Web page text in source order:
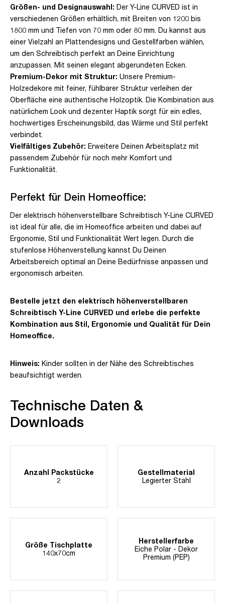
Größen- und Designauswahl: Der Y-Line CURVED ist in
verschiedenen Größen erhältlich, mit Breiten von 1200 bis
1800 mm und Tiefen von 70 mm oder 80 mm. Du kannst aus
einer Vielzahl an Plattendesigns und Gestellfarben wählen,
um den Schreibtisch perfekt an Deine Einrichtung
anzupassen. Mit seinen elegant abgerundeten Ecken.
Premium-Dekor mit Struktur: Unsere Premium-
Holzedekore mit feiner, fühlbarer Struktur verleihen der
Oberfläche eine authentische Holzoptik. Die Kombination aus
natürlichem Look und dezenter Haptik sorgt für ein edles,
hochwertiges Erscheinungsbild, das Wärme und Stil perfekt
verbindet.
Vielfältiges Zubehör: Erweitere Deinen Arbeitsplatz mit
passendem Zubehör für noch mehr Komfort und
Funktionalität.
Perfekt für Dein Homeoffice:
Der elektrisch höhenverstellbare Schreibtisch Y-Line CURVED
ist ideal für alle, die im Homeoffice arbeiten und dabei auf
Ergonomie, Stil und Funktionalität Wert legen. Durch die
stufenlose Höhenverstellung kannst Du Deinen
Arbeitsbereich optimal an Deine Bedürfnisse anpassen und
ergonomisch arbeiten.
Bestelle jetzt den elektrisch höhenverstellbaren
Schreibtisch Y-Line CURVED und erlebe die perfekte
Kombination aus Stil, Ergonomie und Qualität für Dein
Homeoffice.
Hinweis: Kinder sollten in der Nähe des Schreibtisches
beaufsichtigt werden.
Technische Daten &
Downloads
Anzahl Packstücke
2
Gestellmaterial
Legierter Stahl
Größe Tischplatte
140x70cm
Herstellerfarbe
Eiche Polar - Dekor
Premium (PEP)